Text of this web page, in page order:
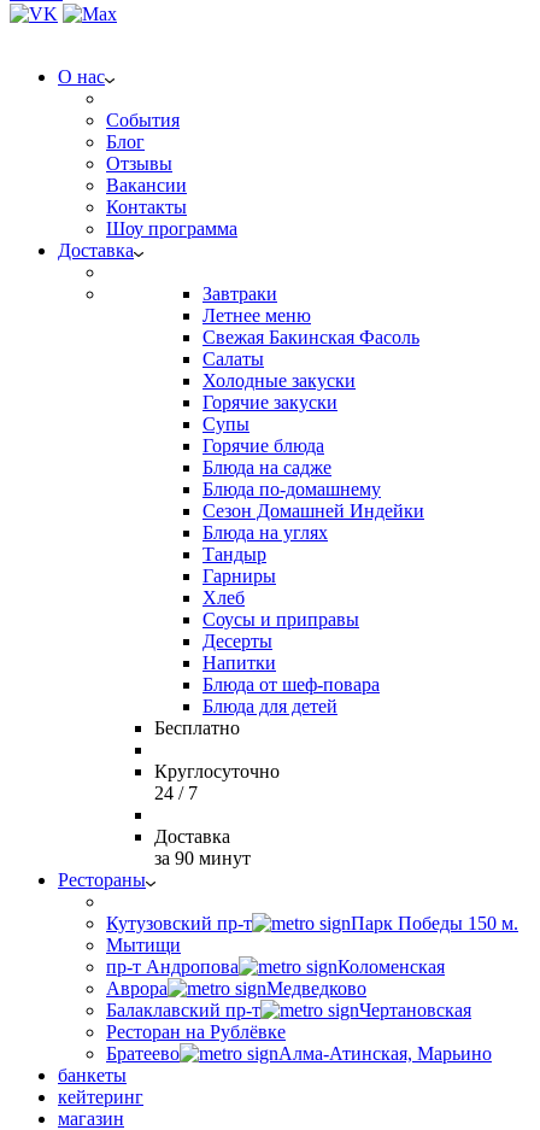
О нас
События
Блог
Отзывы
Вакансии
Контакты
Шоу программа
Доставка
Завтраки
Летнее меню
Свежая Бакинская Фасоль
Салаты
Холодные закуски
Горячие закуски
Супы
Горячие блюда
Блюда на садже
Блюда по-домашнему
Сезон Домашней Индейки
Блюда на углях
Тандыр
Гарниры
Хлеб
Соусы и приправы
Десерты
Напитки
Блюда от шеф-повара
Блюда для детей
Бесплатно
Круглосуточно
24 / 7
Доставка
за 90 минут
Рестораны
Кутузовский пр-т
Парк Победы 150 м.
Мытищи
пр-т Андропова
Коломенская
Аврора
Медведково
Балаклавский пр-т
Чертановская
Ресторан на Рублёвке
Братеево
Алма-Атинская, Марьино
банкеты
кейтеринг
магазин